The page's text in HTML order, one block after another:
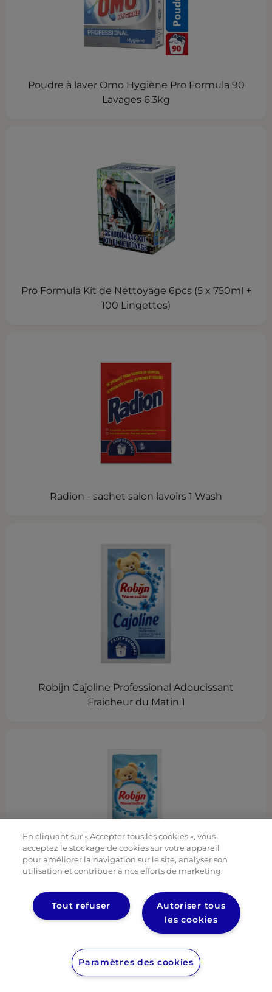
Poudre à laver Omo Hygiène Pro Formula 90
Lavages 6.3kg
Pro Formula Kit de Nettoyage 6pcs (5 x 750ml +
100 Lingettes)
Radion - sachet salon lavoirs 1 Wash
Robijn Cajoline Professional Adoucissant
Fraicheur du Matin 1
Robijn Fraîcheur du Matin - sachet salon lavoirs
1 Wash
En cliquant sur « Accepter tous les cookies », vous
acceptez le stockage de cookies sur votre appareil
pour améliorer la navigation sur le site, analyser son
utilisation et contribuer à nos efforts de marketing.
Autoriser tous
les cookies
Tout refuser
Paramètres des cookies